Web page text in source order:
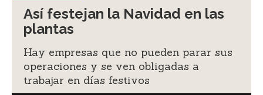
Así festejan la Navidad en las
plantas
Hay empresas que no pueden parar sus
operaciones y se ven obligadas a
trabajar en días festivos